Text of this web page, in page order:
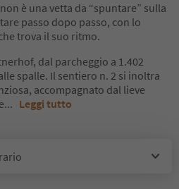
è una vetta da “spuntare” sulla
passo dopo passo, con lo
trova il suo ritmo.
dal parcheggio a 1.402
spalle. Il sentiero n. 2 si inoltra
accompagnato dal lieve
... Leggi tutto